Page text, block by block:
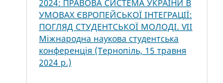
2024: ПРАВОВА СИСТЕМА УКРАЇНИ В
УМОВАХ ЄВРОПЕЙСЬКОЇ ІНТЕГРАЦІЇ:
ПОГЛЯД СТУДЕНТСЬКОЇ МОЛОДІ. VІІ
Міжнародна наукова студентська
конференція (Тернопіль, 15 травня
2024 р.)